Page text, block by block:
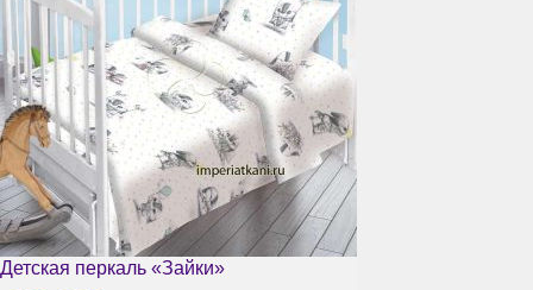
Детская перкаль «Зайки»